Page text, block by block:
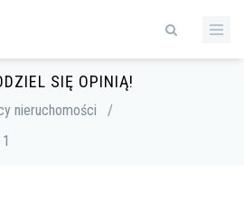
SIĘ OPINIĄ!
nieruchomości
/
1